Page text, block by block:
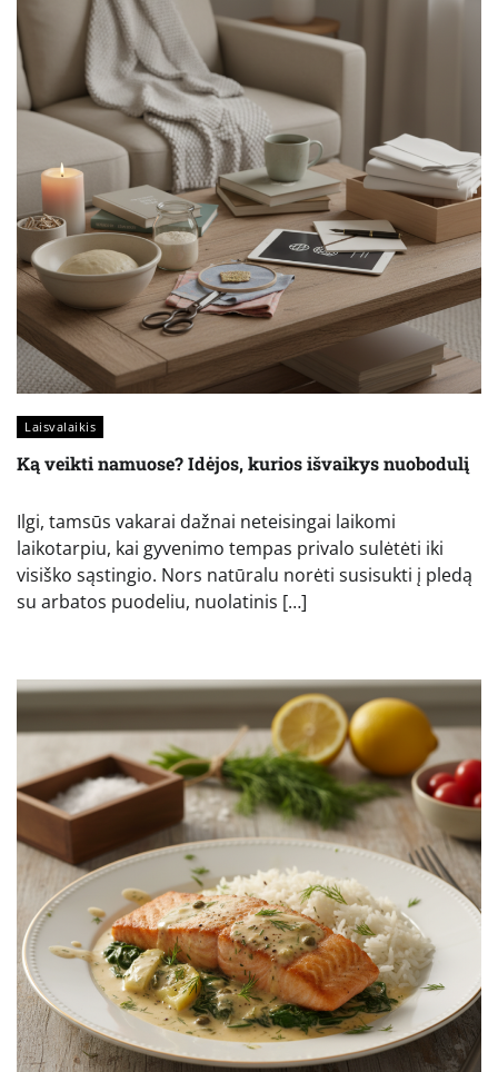
Laisvalaikis
Ką veikti namuose? Idėjos, kurios išvaikys nuobodulį
Ilgi, tamsūs vakarai dažnai neteisingai laikomi
laikotarpiu, kai gyvenimo tempas privalo sulėtėti iki
visiško sąstingio. Nors natūralu norėti susisukti į pledą
su arbatos puodeliu, nuolatinis […]